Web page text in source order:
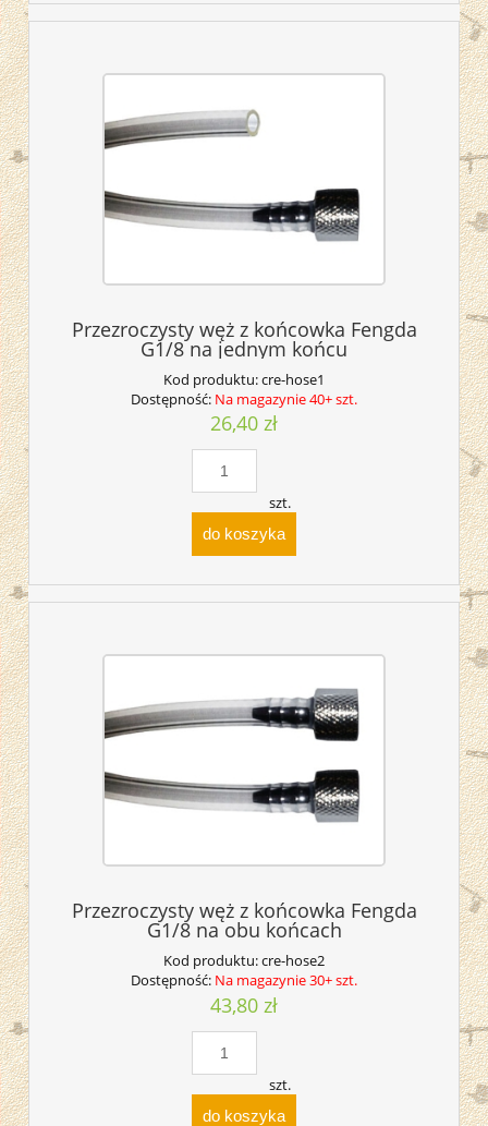
Przezroczysty węż z końcowka Fengda
G1/8 na jednym końcu
Kod produktu:cre-hose1
Dostępność: Na magazynie 40+ szt.
26,40 zł
szt.
do koszyka
Przezroczysty węż z końcowka Fengda
G1/8 na obu końcach
Kod produktu:cre-hose2
Dostępność: Na magazynie 30+ szt.
43,80 zł
szt.
do koszyka